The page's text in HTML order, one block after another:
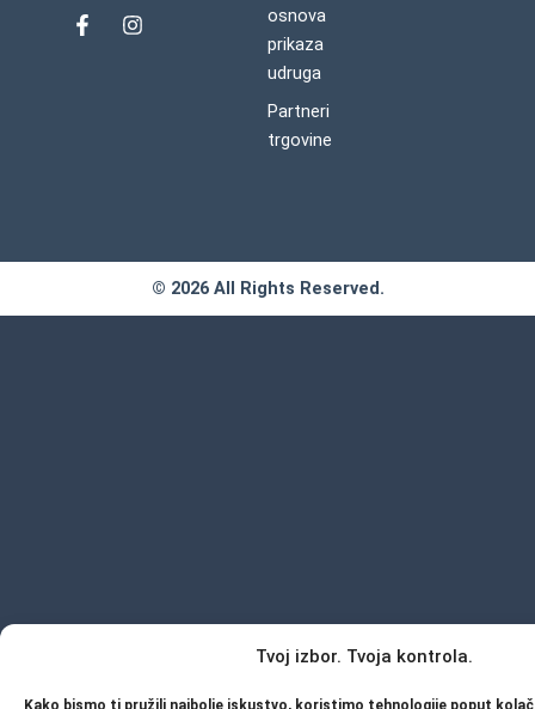
Tvoj izbor. Tvoja kontrola.
Kako bismo ti pružili najbolje iskustvo, koristimo tehnologije poput
F
a
I
osnova
prikaza
udruga
Partneri
trgovine
© 2026 All Rights Reserved.